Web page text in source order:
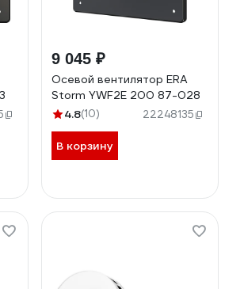
9 045 ₽
Осевой вентилятор ERA
Storm YWF2E 200 87-028
4.8(10) 22248135
В корзину